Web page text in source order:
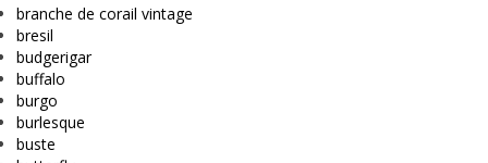
branche de corail vintage
bresil
budgerigar
buffalo
burgo
burlesque
buste